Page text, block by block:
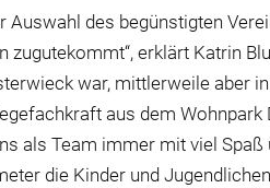
Auswahl des begünstigten
zugutekommt“, erklärt Katrin
war, mittlerweile aber
aus dem Wohnpark
als Team immer mit viel
die Kinder und